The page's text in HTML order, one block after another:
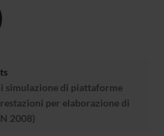
simulazione di piattaforme
per elaborazione di
2008)